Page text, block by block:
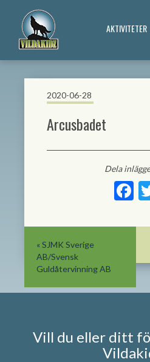
AKTIVITETER
2020-06-28
Arcusbadet
Dela
« SJMK Sverige
AB/Svensk
Guldåtervinning AB
Vill du eller ditt